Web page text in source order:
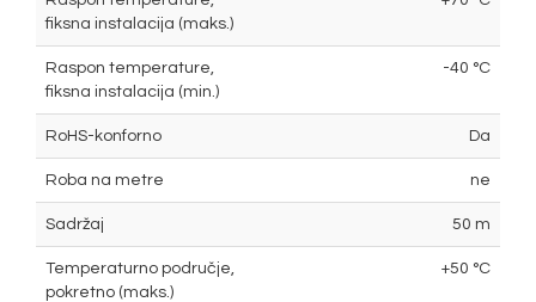
fiksna instalacija (maks.)
Raspon temperature,
fiksna instalacija (min.)
-40 °C
RoHS-konforno Da
Roba na metre ne
Sadržaj 50 m
Temperaturno područje,
pokretno (maks.)
+50 °C